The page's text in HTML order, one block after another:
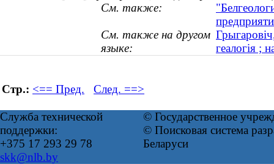
См. также:
См. также на другом
языке:
геалогія ;
Стр.: <== Пред. След. ==>
Служба технической
поддержки:
+375 17 293 29 78
skk@nlb.by
© Государственное
© Поисковая система
Беларуси